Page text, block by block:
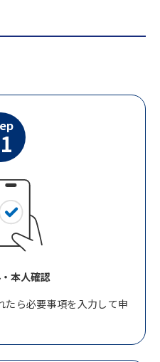
本人確認
たら必要事項を入力して申